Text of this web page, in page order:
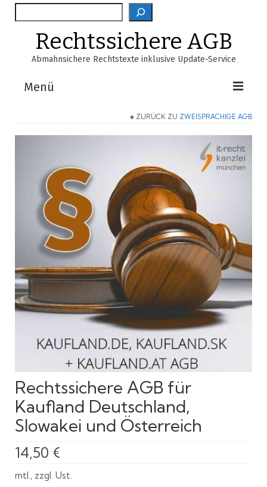
Suche
Rechtssichere AGB
Abmahnsichere Rechtstexte inklusive Update-Service
Menü
EasyScan
Über Uns
Warenkorb
ZURÜCK ZU ZWEISPRACHIGE AGB
Rechtssichere AGB für
Kaufland Deutschland,
Slowakei und Österreich
14,50 €
mtl., zzgl. Ust.